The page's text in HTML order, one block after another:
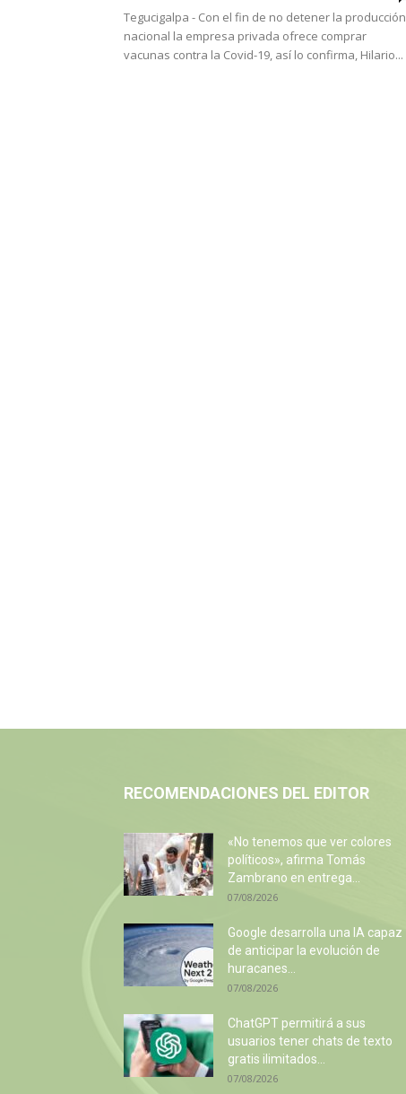
Tegucigalpa - Con el fin de no detener la producción
nacional la empresa privada ofrece comprar
vacunas contra la Covid-19, así lo confirma, Hilario...
RECOMENDACIONES DEL EDITOR
«No tenemos que ver colores
políticos», afirma Tomás
Zambrano en entrega...
07/08/2026
Google desarrolla una IA capaz
de anticipar la evolución de
huracanes...
07/08/2026
ChatGPT permitirá a sus
usuarios tener chats de texto
gratis ilimitados...
07/08/2026